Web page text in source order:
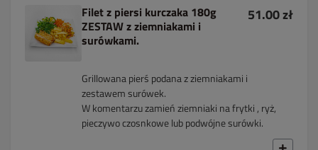
Filet z piersi kurczaka 180g
ZESTAW z ziemniakami i
surówkami.
51.00 zł
Grillowana pierś podana z ziemniakami i
zestawem surówek.
W komentarzu zamień ziemniaki na frytki , ryż,
pieczywo czosnkowe lub podwójne surówki.